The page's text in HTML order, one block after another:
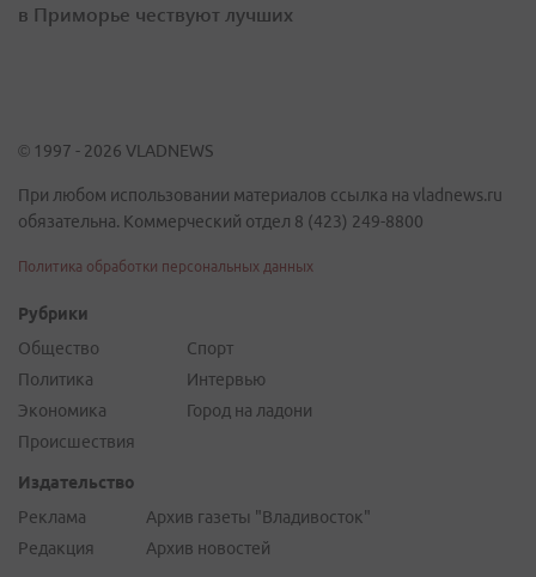
в Приморье чествуют лучших
© 1997 - 2026 VLADNEWS
При любом использовании материалов ссылка на vladnews.ru
обязательна. Коммерческий отдел 8 (423) 249-8800
Политика обработки персональных данных
Рубрики
Общество
Политика
Экономика
Происшествия
Спорт
Интервью
Город на ладони
Издательство
Реклама
Редакция
Архив газеты "Владивосток"
Архив новостей